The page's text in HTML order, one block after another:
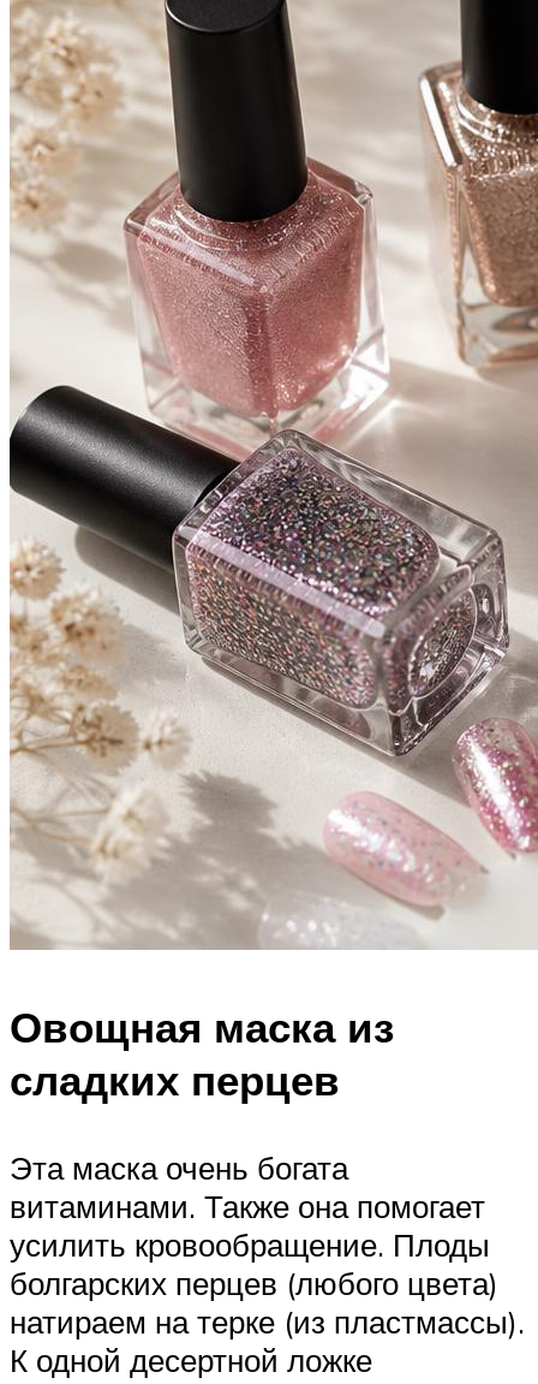
Овощная маска из
сладких перцев
Эта маска очень богата
витаминами. Также она помогает
усилить кровообращение. Плоды
болгарских перцев (любого цвета)
натираем на терке (из пластмассы).
К одной десертной ложке